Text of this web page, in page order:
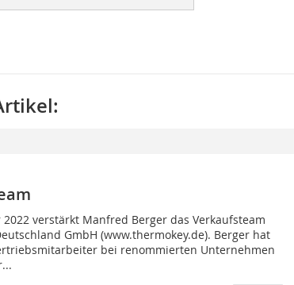
2022 verstärkt Manfred Berger das Verkaufsteam
GmbH (www.thermokey.de). Berger hat
bei renommierten Unternehmen